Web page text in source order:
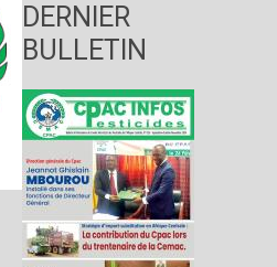
DERNIER
BULLETIN